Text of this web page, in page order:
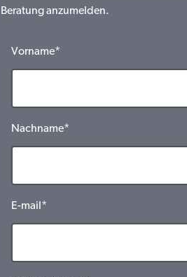
Beratung anzumelden.
Vorname*
Nachname*
E-mail*